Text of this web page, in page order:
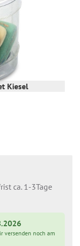
Kiesel
ca. 1-3Tage
versenden noch am